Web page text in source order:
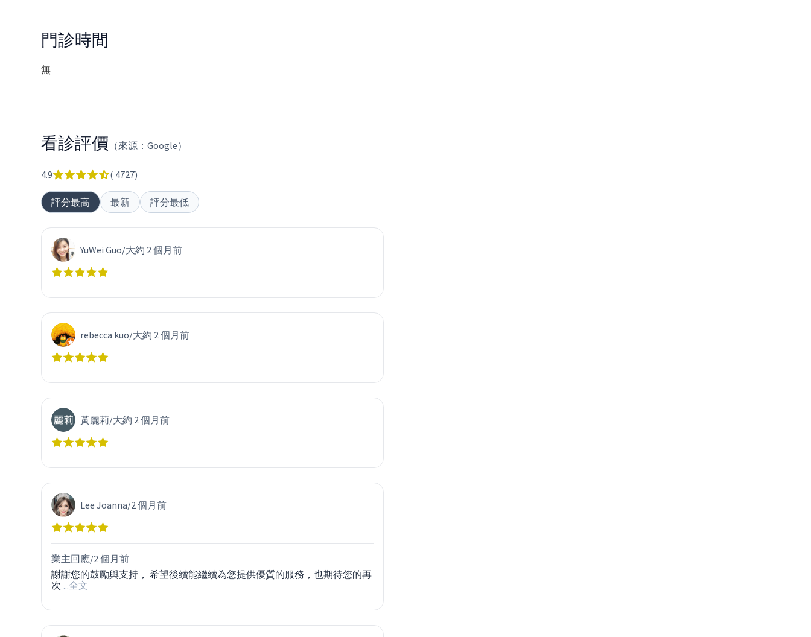
門診時間
無
看診評價 （來源：Google）
4.9 ( 4727)
評分最高 最新 評分最低
YuWei Guo/大約 2 個月前
rebecca kuo/大約 2 個月前
黃麗莉/大約 2 個月前
Lee Joanna/2 個月前
業主回應/2 個月前
謝謝您的鼓勵與支持， 希望後續能繼續為您提供優質的服務，也期待您的再
次 ...全文